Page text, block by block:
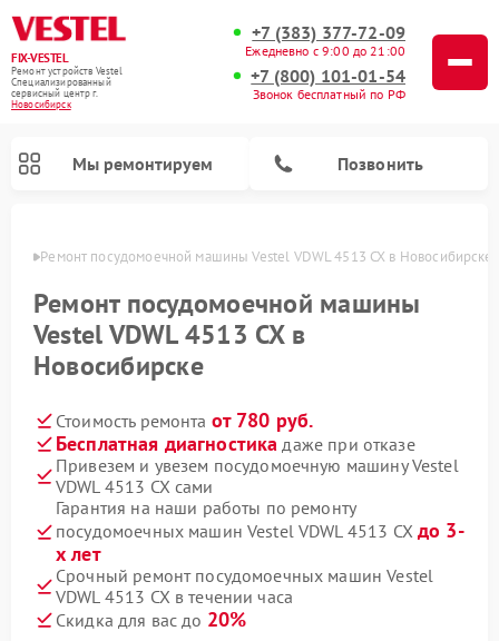
FIX-VESTEL
Ремонт устройств Vestel
Специализированный
cервисный центр г.
Новосибирск
+7 (383) 377-72-09
Ежедневно с 9:00 до 21:00
+7 (800) 101-01-54
Звонок бесплатный по РФ
Мы ремонтируем Позвонить
Ремонт посудомоечной машины Vestel VDWL 4513 CX в Новосибирске
Ремонт посудомоечной машины
Vestel VDWL 4513 CX в
Новосибирске
Стоимость ремонта от 780 руб.
Бесплатная диагностика даже при отказе
Привезем и увезем посудомоечную машину Vestel
VDWL 4513 CX сами
Гарантия на наши работы по ремонту
посудомоечных машин Vestel VDWL 4513 CX до 3-
х лет
Срочный ремонт посудомоечных машин Vestel
VDWL 4513 CX в течении часа
Скидка для вас до 20%